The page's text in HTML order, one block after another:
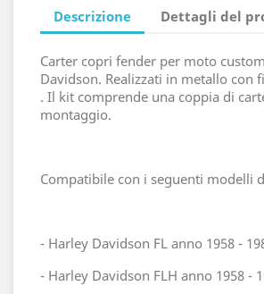
Descrizione Dettagli del
Carter copri fender per moto
Davidson. Realizzati in metallo con
. Il kit comprende una coppia di
montaggio.
Compatibile con i seguenti modelli
- Harley Davidson FL anno 1958 -
- Harley Davidson FLH anno 1958 -